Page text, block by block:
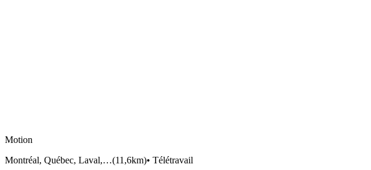
Motion
Montréal, Québec, Laval,…(11,6km)• Télétravail